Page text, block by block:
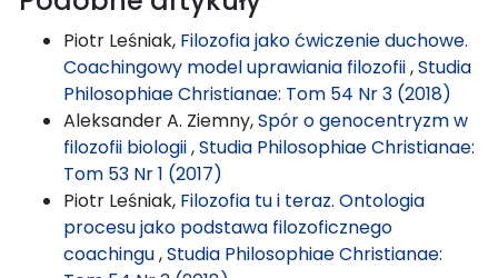
Piotr Leśniak, Filozofia jako ćwiczenie duchowe.
Coachingowy model uprawiania filozofii,Studia
Philosophiae Christianae: Tom 54 Nr 3 (2018)
Aleksander A. Ziemny,Spór o genocentryzm w
filozofii biologii,Studia Philosophiae Christianae:
Tom 53 Nr 1 (2017)
Piotr Leśniak, Filozofia tu i teraz. Ontologia
procesu jako podstawa filozoficznego
coachingu,Studia Philosophiae Christianae: